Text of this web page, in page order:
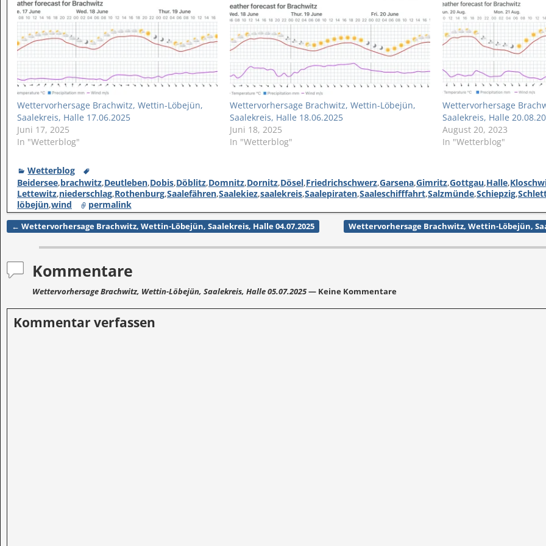
Wettervorhersage Brachwitz, Wettin-Löbejün,
Saalekreis, Halle 17.06.2025
Juni 17, 2025
In "Wetterblog"
Wettervorhersage Brachwitz, Wettin-Löbejün,
Saalekreis, Halle 18.06.2025
Juni 18, 2025
In "Wetterblog"
Wettervorhersage
Saalekreis, Halle
August 20, 2023
In "Wetterblog"
Wetterblog
Beidersee,brachwitz,Deutleben,Dobis,Döblitz,Domnitz,Dornitz,Dösel,Friedrichschwerz,Garsena,Gimritz,Gottgau,Halle,
Lettewitz,niederschlag,Rothenburg,Saalefähren,Saalekiez,saalekreis,Saalepiraten,Saaleschifffahrt,Salzmünde,Schiepzig,
löbejün,wind permalink
Artikelnavigation
← Wettervorhersage Brachwitz, Wettin-Löbejün, Saalekreis, Halle 04.07.2025 Wettervorhersage Brachwitz, Wettin-Löbejün,
Kommentare
Wettervorhersage Brachwitz, Wettin-Löbejün, Saalekreis, Halle 05.07.2025— Keine Kommentare
Kommentar verfassen